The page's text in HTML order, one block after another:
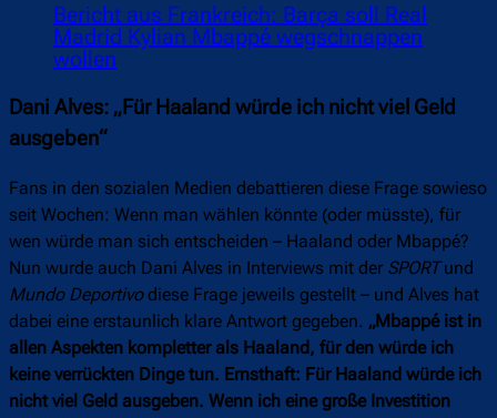
Bericht aus Frankreich: Barça soll Real
Madrid Kylian Mbappé wegschnappen
wollen
Dani Alves: „Für Haaland würde ich nicht viel Geld
ausgeben“
Fans in den sozialen Medien debattieren diese Frage sowieso
seit Wochen: Wenn man wählen könnte (oder müsste), für
wen würde man sich entscheiden – Haaland oder Mbappé?
Nun wurde auch Dani Alves in Interviews mit der SPORTund
Mundo Deportivodiese Frage jeweils gestellt – und Alves hat
dabei eine erstaunlich klare Antwort gegeben. „Mbappé ist in
allen Aspekten kompletter als Haaland, für den würde ich
keine verrückten Dinge tun. Ernsthaft: Für Haaland würde ich
nicht viel Geld ausgeben. Wenn ich eine große Investition